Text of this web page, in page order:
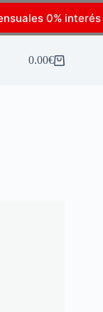
0% interés
0.00€